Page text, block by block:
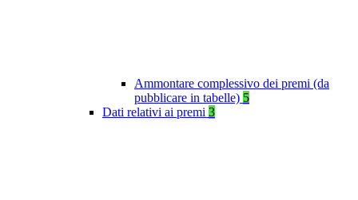
Ammontare complessivo dei premi (da
pubblicare in tabelle) 5
Dati relativi ai premi 3